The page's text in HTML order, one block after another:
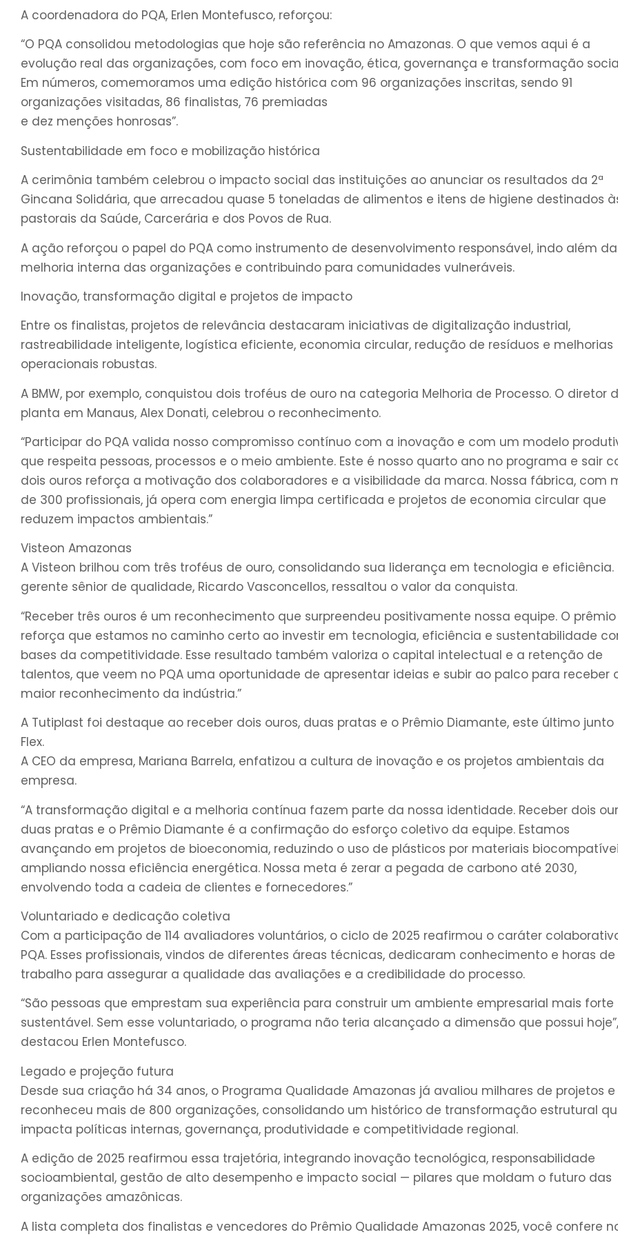
A coordenadora do PQA, Erlen Montefusco, reforçou:
“O PQA consolidou metodologias que hoje são referência no Amazonas. O que vemos aqui é a
evolução real das organizações, com foco em inovação, ética, governança e transformação
Em números, comemoramos uma edição histórica com 96 organizações inscritas, sendo 91
organizações visitadas, 86 finalistas, 76 premiadas
e dez menções honrosas”.
Sustentabilidade em foco e mobilização histórica
A cerimônia também celebrou o impacto social das instituições ao anunciar os resultados da 2ª
Gincana Solidária, que arrecadou quase 5 toneladas de alimentos e itens de higiene destinados
pastorais da Saúde, Carcerária e dos Povos de Rua.
A ação reforçou o papel do PQA como instrumento de desenvolvimento responsável, indo além da
melhoria interna das organizações e contribuindo para comunidades vulneráveis.
Inovação, transformação digital e projetos de impacto
Entre os finalistas, projetos de relevância destacaram iniciativas de digitalização industrial,
rastreabilidade inteligente, logística eficiente, economia circular, redução de resíduos e melhorias
operacionais robustas.
A BMW, por exemplo, conquistou dois troféus de ouro na categoria Melhoria de Processo. O diretor
planta em Manaus, Alex Donati, celebrou o reconhecimento.
“Participar do PQA valida nosso compromisso contínuo com a inovação e com um modelo
que respeita pessoas, processos e o meio ambiente. Este é nosso quarto ano no programa e sair
dois ouros reforça a motivação dos colaboradores e a visibilidade da marca. Nossa fábrica, com
de 300 profissionais, já opera com energia limpa certificada e projetos de economia circular que
reduzem impactos ambientais.”
Visteon Amazonas
A Visteon brilhou com três troféus de ouro, consolidando sua liderança em tecnologia e eficiência.
gerente sênior de qualidade, Ricardo Vasconcellos, ressaltou o valor da conquista.
“Receber três ouros é um reconhecimento que surpreendeu positivamente nossa equipe. O prêmio
reforça que estamos no caminho certo ao investir em tecnologia, eficiência e sustentabilidade
bases da competitividade. Esse resultado também valoriza o capital intelectual e a retenção de
talentos, que veem no PQA uma oportunidade de apresentar ideias e subir ao palco para receber
maior reconhecimento da indústria.”
A Tutiplast foi destaque ao receber dois ouros, duas pratas e o Prêmio Diamante, este último junto
Flex.
A CEO da empresa, Mariana Barrela, enfatizou a cultura de inovação e os projetos ambientais da
empresa.
“A transformação digital e a melhoria contínua fazem parte da nossa identidade. Receber dois
duas pratas e o Prêmio Diamante é a confirmação do esforço coletivo da equipe. Estamos
avançando em projetos de bioeconomia, reduzindo o uso de plásticos por materiais
ampliando nossa eficiência energética. Nossa meta é zerar a pegada de carbono até 2030,
envolvendo toda a cadeia de clientes e fornecedores.”
Voluntariado e dedicação coletiva
Com a participação de 114 avaliadores voluntários, o ciclo de 2025 reafirmou o caráter
PQA. Esses profissionais, vindos de diferentes áreas técnicas, dedicaram conhecimento e horas de
trabalho para assegurar a qualidade das avaliações e a credibilidade do processo.
“São pessoas que emprestam sua experiência para construir um ambiente empresarial mais forte
sustentável. Sem esse voluntariado, o programa não teria alcançado a dimensão que possui hoje”,
destacou Erlen Montefusco.
Legado e projeção futura
Desde sua criação há 34 anos, o Programa Qualidade Amazonas já avaliou milhares de projetos e
reconheceu mais de 800 organizações, consolidando um histórico de transformação estrutural
impacta políticas internas, governança, produtividade e competitividade regional.
A edição de 2025 reafirmou essa trajetória, integrando inovação tecnológica, responsabilidade
socioambiental, gestão de alto desempenho e impacto social — pilares que moldam o futuro das
organizações amazônicas.
A lista completa dos finalistas e vencedores do Prêmio Qualidade Amazonas 2025, você confere